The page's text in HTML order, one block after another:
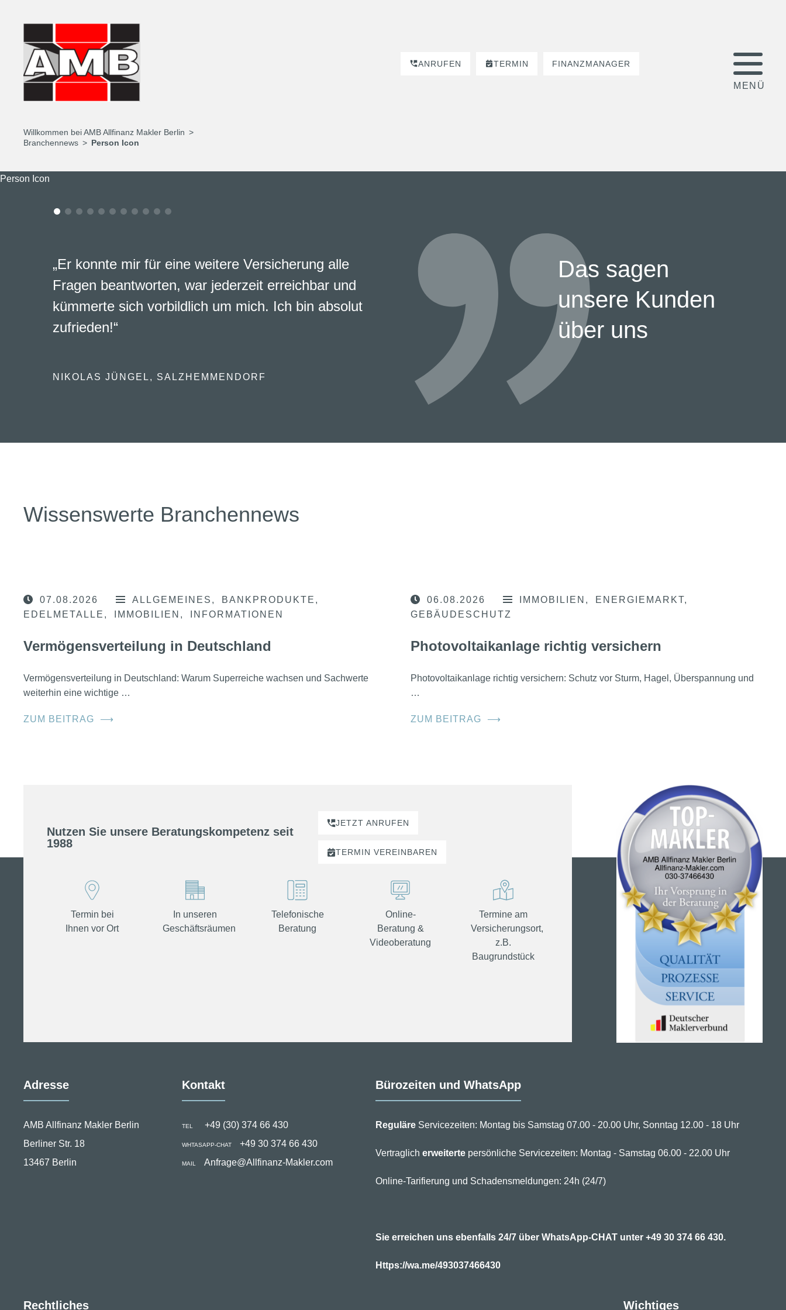
ANRUFEN TERMIN FINANZMANAGER
Willkommen bei AMB Allfinanz Makler Berlin
Branchennews
Person Icon
Person Icon
Das sagen
unsere Kunden
über uns
„Er konnte mir für eine weitere Versicherung alle
Fragen beantworten, war jederzeit erreichbar und
kümmerte sich vorbildlich um mich. Ich bin absolut
zufrieden!“
NIKOLAS JÜNGEL, SALZHEMMENDORF
Wissenswerte Branchennews
07.08.2026 ALLGEMEINES
BANKPRODUKTE
EDELMETALLE
IMMOBILIEN INFORMATIONEN
Vermögensverteilung in Deutschland
Vermögensverteilung in Deutschland: Warum Superreiche wachsen und Sachwerte
weiterhin eine wichtige …
ZUM BEITRAG ⟶
06.08.2026 IMMOBILIEN
ENERGIEMARKT
GEBÄUDESCHUTZ
Photovoltaikanlage richtig versichern
Photovoltaikanlage richtig versichern: Schutz vor Sturm, Hagel, Überspannung und
…
ZUM BEITRAG ⟶
Nutzen Sie unsere Beratungskompetenz seit
1988
JETZT ANRUFEN
TERMIN VEREINBAREN
Termin bei
Ihnen vor Ort
In unseren
Geschäftsräumen
Telefonische
Beratung
Online-
Beratung &
Videoberatung
Termine am
Versicherungsort,
z.B.
Baugrundstück
Adresse
AMB Allfinanz Makler Berlin
Berliner Str. 18
13467 Berlin
Kontakt
TEL +49 (30) 374 66 430
WHTASAPP-CHAT +49 30 374 66 430
MAIL Anfrage@Allfinanz-Makler.com
Bürozeiten und WhatsApp
ReguläreServicezeiten: Montag bis Samstag 07.00 - 20.00 Uhr, Sonntag 12.00 - 18 Uhr
Vertraglich erweitertepersönliche Servicezeiten: Montag - Samstag 06.00 - 22.00 Uhr
Online-Tarifierung und Schadensmeldungen: 24h (24/7)
Sie erreichen uns ebenfalls 24/7 über WhatsApp-CHAT unter +49 30 374 66 430.
Https://wa.me/493037466430
Rechtliches Wichtiges